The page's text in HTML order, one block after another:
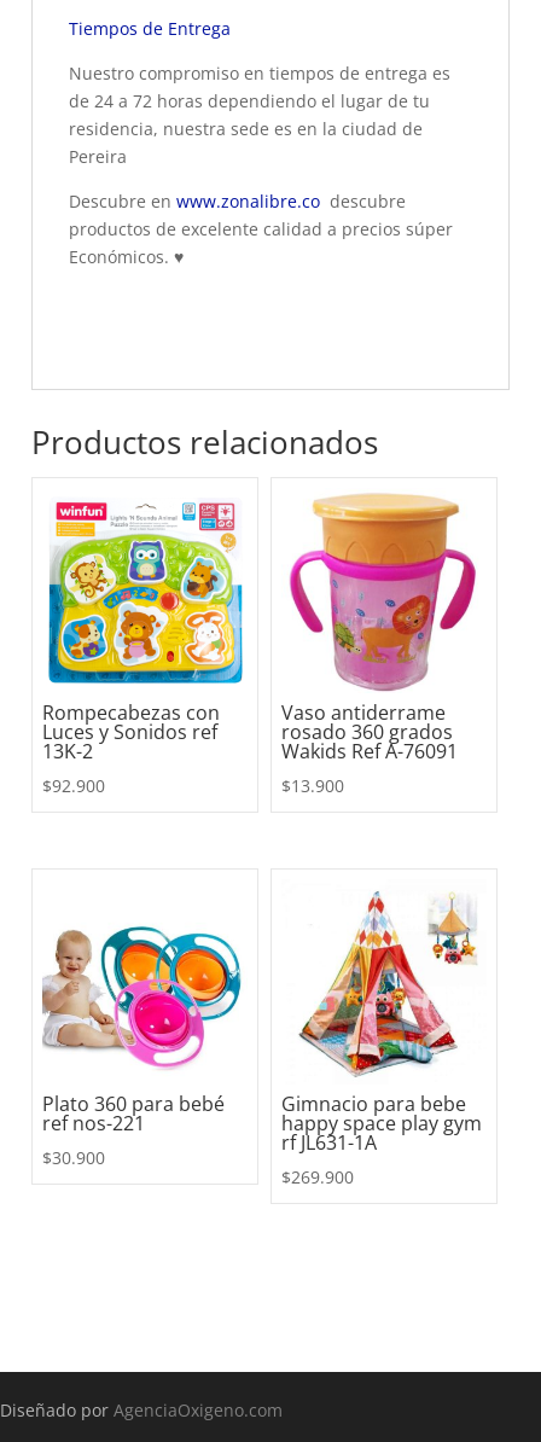
Tiempos de Entrega
Nuestro compromiso en tiempos de entrega es
de 24 a 72 horas dependiendo el lugar de tu
residencia, nuestra sede es en la ciudad de
Pereira
Descubre en www.zonalibre.co descubre
productos de excelente calidad a precios súper
Económicos. ♥
Productos relacionados
Rompecabezas con
Luces y Sonidos ref
13K-2
$92.900
Vaso antiderrame
rosado 360 grados
Wakids Ref A-76091
$13.900
Plato 360 para bebé
ref nos-221
$30.900
Gimnacio para bebe
happy space play gym
rf JL631-1A
$269.900
Diseñado por AgenciaOxigeno.com